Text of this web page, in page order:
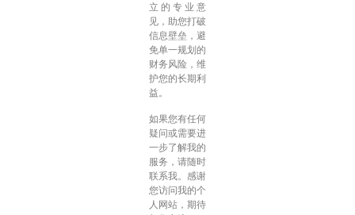
立的专业意
见，助您打破
信息壁垒，避
免单一规划的
财务风险，维
护您的长期利
益。
如果您有任何
疑问或需要进
一步了解我的
服务，请随时
联系我。感谢
您访问我的个
人网站，期待